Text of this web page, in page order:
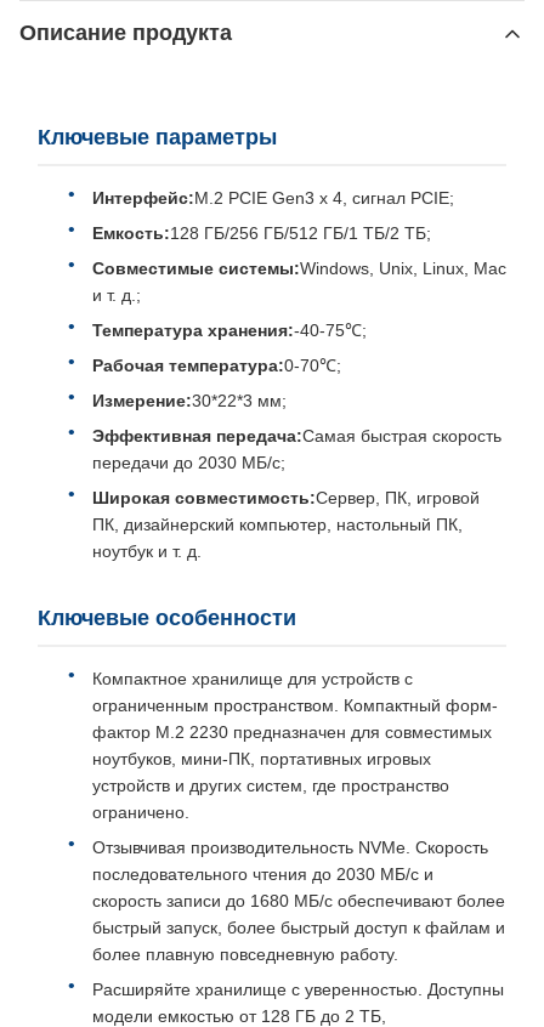
Описание продукта
Ключевые параметры
Интерфейс:M.2 PCIE Gen3 x 4, сигнал PCIE;
Емкость:128 ГБ/256 ГБ/512 ГБ/1 ТБ/2 ТБ;
Совместимые системы:Windows, Unix, Linux, Mac
и т. д.;
Температура хранения:-40-75℃;
Рабочая температура:0-70℃;
Измерение:30*22*3 мм;
Эффективная передача:Самая быстрая скорость
передачи до 2030 МБ/с;
Широкая совместимость:Сервер, ПК, игровой
ПК, дизайнерский компьютер, настольный ПК,
ноутбук и т. д.
Ключевые особенности
Компактное хранилище для устройств с
ограниченным пространством. Компактный форм-
фактор M.2 2230 предназначен для совместимых
ноутбуков, мини-ПК, портативных игровых
устройств и других систем, где пространство
ограничено.
Отзывчивая производительность NVMe. Скорость
последовательного чтения до 2030 МБ/с и
скорость записи до 1680 МБ/с обеспечивают более
быстрый запуск, более быстрый доступ к файлам и
более плавную повседневную работу.
Расширяйте хранилище с уверенностью. Доступны
модели емкостью от 128 ГБ до 2 ТБ,